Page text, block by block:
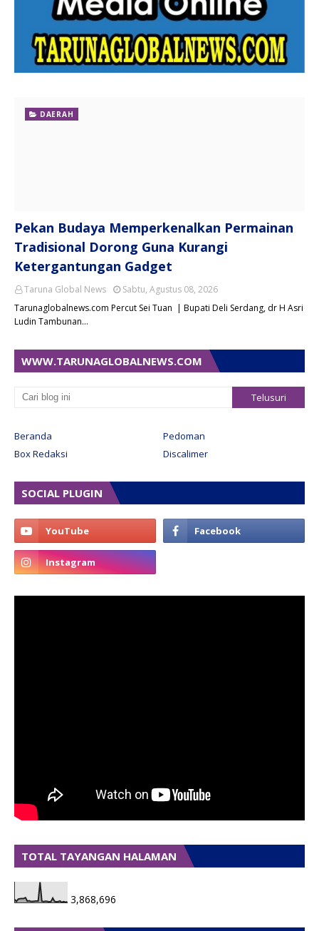
DAERAH
Pekan Budaya Memperkenalkan Permainan
Tradisional Dorong Guna Kurangi
Ketergantungan Gadget
Taruna Global News
Sabtu, Agustus 08, 2026
Tarunaglobalnews.com Percut Sei Tuan | Bupati Deli Serdang, dr H Asri
Ludin Tambunan…
WWW.TARUNAGLOBALNEWS.COM
Beranda
Pedoman
Box Redaksi
Discalimer
SOCIAL PLUGIN
TOTAL TAYANGAN HALAMAN
3,868,696